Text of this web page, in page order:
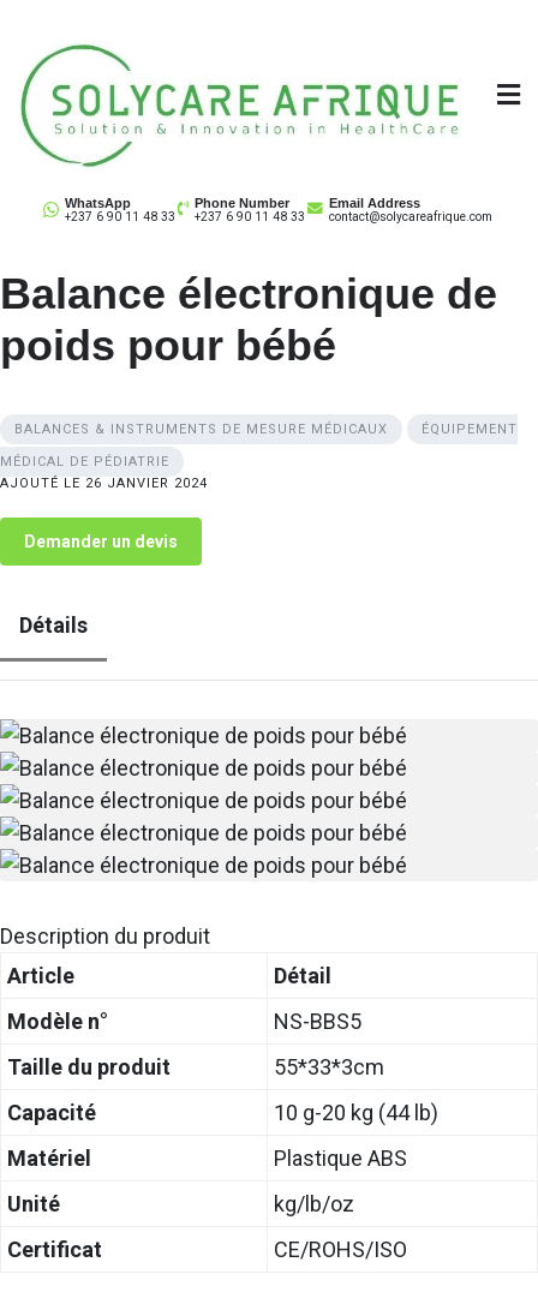
content
Solycare Afrique
Matériel & équipement médical au Cameroun
WhatsApp
+237 6 90 11 48 33
Phone Number
+237 6 90 11 48 33
Email Address
contact@solycareafrique.com
Balance électronique de
poids pour bébé
BALANCES & INSTRUMENTS DE MESURE MÉDICAUX ÉQUIPEMENT
MÉDICAL DE PÉDIATRIE
AJOUTÉ LE 26 JANVIER 2024
Demander un devis
Détails
Description du produit
Article
Détail
Modèle n°
NS-BBS5
Taille du produit
55*33*3cm
Capacité
10 g-20 kg (44 lb)
Matériel
Plastique ABS
Unité
kg/lb/oz
Certificat
CE/ROHS/ISO